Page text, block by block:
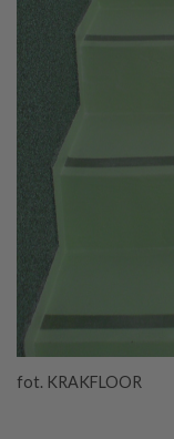
fot. KRAKFLOOR